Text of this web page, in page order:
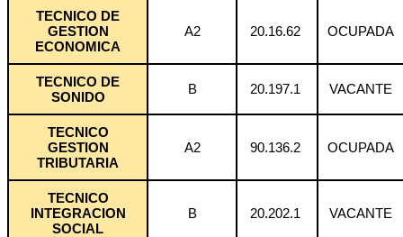
TECNICO DE
GESTION
ECONOMICA
A2 20.16.62 OCUPADA
TECNICO DE
SONIDO
B 20.197.1 VACANTE
TECNICO
GESTION
TRIBUTARIA
A2 90.136.2 OCUPADA
TECNICO
INTEGRACION
SOCIAL
B 20.202.1 VACANTE